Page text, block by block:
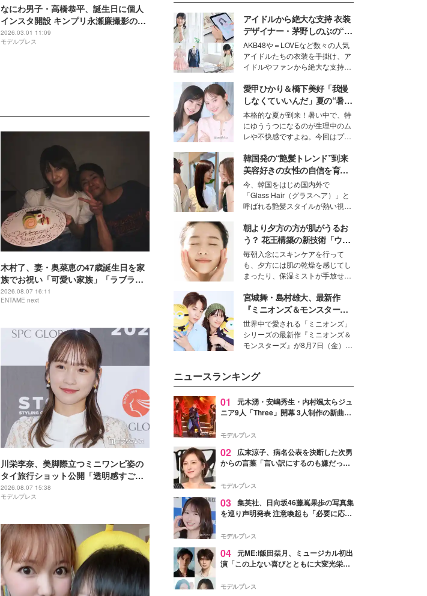
なにわ男子・高橋恭平、誕生日に個人
インスタ開設 キンプリ永瀬廉撮影のア
イコンも公開「待ってました」「イケ
メンすぎる」と反響殺到
2026.03.01 11:09
モデルプレス
木村了、妻・奥菜恵の47歳誕生日を家
族でお祝い「可愛い家族」「ラブラブ
ですね」の声
2026.08.07 16:11
ENTAME next
川栄李奈、美脚際立つミニワンピ姿の
タイ旅行ショット公開「透明感すご
い」「脚が真っ直ぐで綺麗」
2026.08.07 15:38
モデルプレス
アイドルから絶大な支持 衣装
デザイナー・茅野しのぶの“可
愛い”を作る美学＜「シチズン
クロスシー」インタビュー＞
AKB48や＝LOVEなど数々の人気
アイドルたちの衣装を手掛け、ア
イドルやファンから絶大な支持を
取締役兼クリエイティブディレク
ター・茅野しのぶ。一人ひとりの
個性に寄り添い、魅力を引き出す
衣装作りは、多くの女性たちに勇
気と自信を与え続けている。
愛甲ひかり＆橋下美好「我慢
しなくていいんだ」夏の“暑さ
対策”の新しい選択肢とは？
本格的な夏が到来！暑い中で、特
にゆううつになるのが生理中のム
レや不快感ですよね。今回はプラ
モデル・愛甲ひかりさんと橋下美
好さんを迎えて本音で女子会トー
ク。猛暑のお出かけを快適に過ご
すヒントや、2人が感動した夏の
生理の新常識にも迫りました。
韓国発の“艶髪トレンド”到来
美容好きの女性の自信を育む
「ヘアケア事情」って？
今、韓国をはじめ国内外で
「Glass Hair（グラスヘア）」と
呼ばれる艶髪スタイルが熱い視線
ションの完成度を高めるベースと
して、“髪そのものの美しさ”に改
めて注目する人が増えている様
子。今回は、そんな憧れの艶やか
な髪を日常で叶える、美容好きの
女性たちのヘアケア事情を紹介し
ます。
朝より夕方の方が肌がうるお
う？ 花王構築の新技術「ウォ
ーターキャプチャリングスキ
ン（捕水肌）」がスキンケア
の常識を変える予感
毎朝入念にスキンケアを行って
も、夕方には肌の乾燥を感じてし
まったり、保湿ミストが手放せな
な美容の常識を大きく変える可能
性を秘めた、革新的な「Water
Capturing Skin（ウォーターキャ
プチャリングスキン：捕水肌）」
技術を、花王が構築した。
宮城舞・島村雄大、最新作
『ミニオンズ＆モンスター
ズ』の魅力熱弁 ハチャメチャ
だけじゃない“友情と絆”に感
動
世界中で愛される「ミニオンズ」
シリーズの最新作『ミニオンズ＆
モンスターズ』が8月7日（金）に
デルの宮城舞と島村雄大の特別対
談をお届け！それぞれの視点か
ら、今作ならではの魅力や予想外
の感動をもたらす奥深いストーリ
た。
ニュースランキング
01
元木湧・安嶋秀生・内村颯太らジュ
ニア9人「Three」開幕 3人制作の新曲＆
進んで夢を掴みたい」【ゲネプロレポ】
モデルプレス
02
広末涼子、病名公表を決断した次男
からの言葉「言い訳にするのも嫌だっ
モデルプレス
03 集英社、日向坂46藤嶌果歩の写真集
を巡り声明発表 注意喚起も「必要に応じ
モデルプレス
04 元ME:I飯田栞月、ミュージカル初出
演「この上ない喜びとともに大変光栄」
ャスト発表
モデルプレス